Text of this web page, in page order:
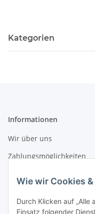
Wie wir Cookies
Durch Klicken auf „Alle
Einsatz folgender
Kategorien
Informationen
Wir über uns
Zahlungsmöglichkeiten
Gesetzliche